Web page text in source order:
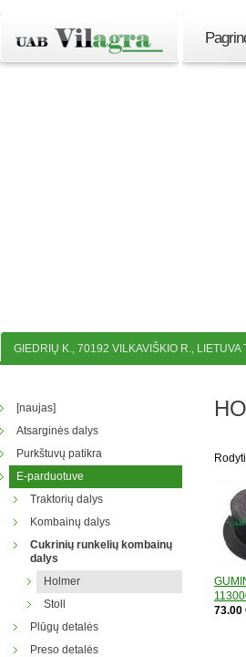
GIEDRIŲ K., 70192 VILKAVIŠKIO R.,
73.00
[naujas]
Atsarginės dalys
Purkštuvų patikra
E-parduotuve
Traktorių dalys
Kombainų dalys
Cukrinių runkelių kombainų
dalys
Holmer
Stoll
Plūgų detalės
Preso detalės